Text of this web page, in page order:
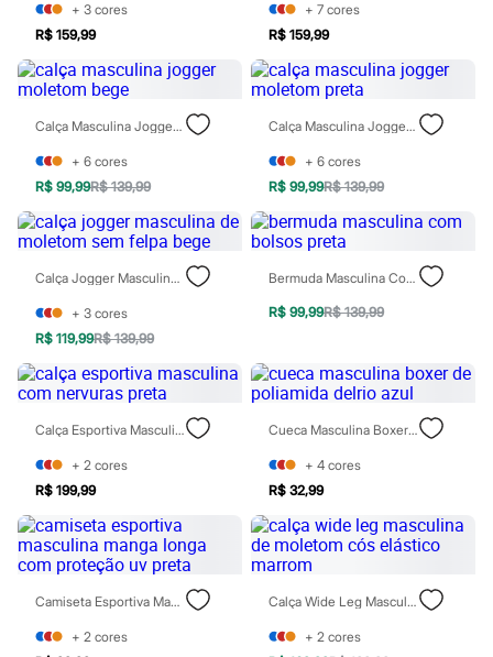
Bolsas e Mochilas
Chapéus e Bonés
Cintos
Carteiras
Óculos
Relógios
Calçados
Botas
Chinelos
Sapatos
Sandálias e Papetes
Tênis
Moda esportiva
Acessórios
Bermudas
Camisetas
Calças
Calçados
Regatas
Moda íntima
Meias
Moda praia
Personagens
Plus size
Blusas e Camisetas
Calças
Camisas
Casacos e Jaquetas
Jeans
Moda esportiva
Shorts e Bermudas
+ 3 cores
R$ 159,99
+ 7 cores
R$ 159,99
Calça Masculina Jogger Moletom Bege
+ 6 cores
R$ 99,99R$ 139,99
Calça Masculina Jogger Moletom Preta
+ 6 cores
R$ 99,99R$ 139,99
Calça Jogger Masculina De Moletom Sem Felpa Bege
+ 3 cores
R$ 119,99R$ 139,99
Bermuda Masculina Com Bolsos Preta
R$ 99,99R$ 139,99
Calça Esportiva Masculina Com Nervuras Preta
+ 2 cores
R$ 199,99
Cueca Masculina Boxer De Poliamida Delrio Azul
+ 4 cores
R$ 32,99
Camiseta Esportiva Masculina Manga Longa Com Proteção Uv Preta
+ 2 cores
Calça Wide Leg Masculina De Moletom Cós Elástico Marrom
+ 2 cores